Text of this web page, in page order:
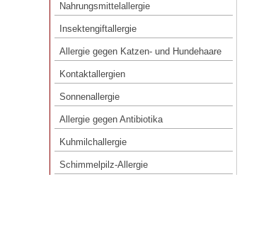
Nahrungsmittelallergie
Insektengiftallergie
Allergie gegen Katzen- und Hundehaare
Kontaktallergien
Sonnenallergie
Allergie gegen Antibiotika
Kuhmilchallergie
Schimmelpilz-Allergie
Insektengiftallergie
Allergie gegen Katzen- und Hundehaare
Kontaktallergien
Sonnenallergie
Allergie gegen Antibiotika
Kuhmilchallergie
Schimmelpilz-Allergie